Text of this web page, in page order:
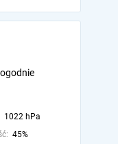
1022 hPa
45%